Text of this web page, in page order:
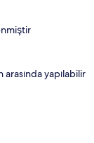
yapılabilir